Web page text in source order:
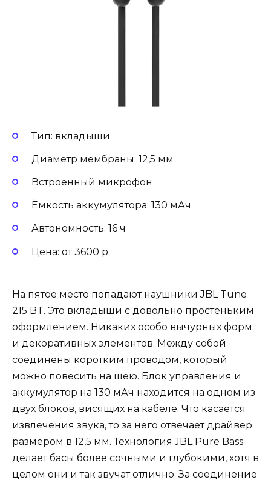
Тип: вкладыши
Диаметр мембраны: 12,5 мм
Встроенный микрофон
Ёмкость аккумулятора: 130 мАч
Автономность: 16 ч
Цена: от 3600 р.
На пятое место попадают наушники JBL Tune
215 BT. Это вкладыши с довольно простеньким
оформлением. Никаких особо вычурных форм
и декоративных элементов. Между собой
соединены коротким проводом, который
можно повесить на шею. Блок управления и
аккумулятор на 130 мАч находится на одном из
двух блоков, висящих на кабеле. Что касается
извлечения звука, то за него отвечает драйвер
размером в 12,5 мм. Технология JBL Pure Bass
делает басы более сочными и глубокими, хотя в
целом они и так звучат отлично. За соединение